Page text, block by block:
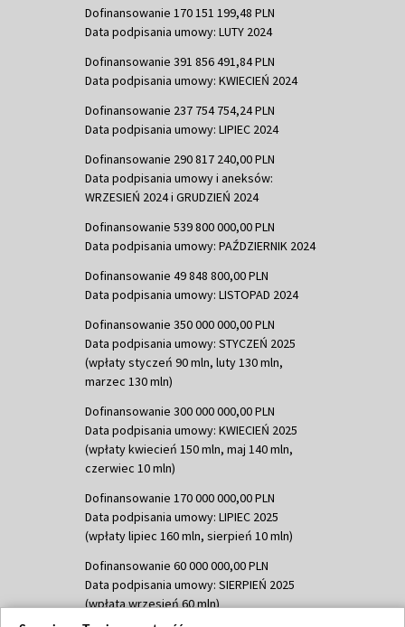
Dofinansowanie 170 151 199,48 PLN
Data podpisania umowy: LUTY 2024
Dofinansowanie 391 856 491,84 PLN
Data podpisania umowy: KWIECIEŃ 2024
Dofinansowanie 237 754 754,24 PLN
Data podpisania umowy: LIPIEC 2024
Dofinansowanie 290 817 240,00 PLN
Data podpisania umowy i aneksów:
WRZESIEŃ 2024 i GRUDZIEŃ 2024
Dofinansowanie 539 800 000,00 PLN
Data podpisania umowy: PAŹDZIERNIK 2024
Dofinansowanie 49 848 800,00 PLN
Data podpisania umowy: LISTOPAD 2024
Dofinansowanie 350 000 000,00 PLN
Data podpisania umowy: STYCZEŃ 2025
(wpłaty styczeń 90 mln, luty 130 mln,
marzec 130 mln)
Dofinansowanie 300 000 000,00 PLN
Data podpisania umowy: KWIECIEŃ 2025
(wpłaty kwiecień 150 mln, maj 140 mln,
czerwiec 10 mln)
Dofinansowanie 170 000 000,00 PLN
Data podpisania umowy: LIPIEC 2025
(wpłaty lipiec 160 mln, sierpień 10 mln)
Dofinansowanie 60 000 000,00 PLN
Data podpisania umowy: SIERPIEŃ 2025
(wpłata wrzesień 60 mln)